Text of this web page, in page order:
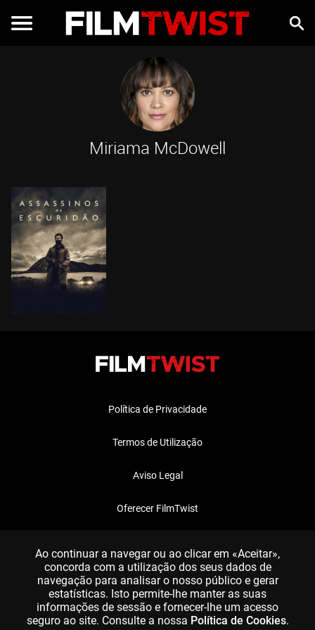
Miriama McDowell
Política de Privacidade
Termos de Utilização
Aviso Legal
Oferecer FilmTwist
Ao continuar a navegar ou ao clicar em «Aceitar»,
concorda com a utilização dos seus dados de
navegação para analisar o nosso público e gerar
estatísticas. Isto permite-lhe manter as suas
informações de sessão e fornecer-lhe um acesso
seguro ao site. Consulte a nossa Política de Cookies.